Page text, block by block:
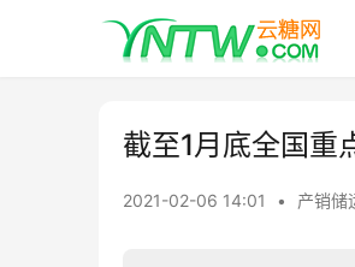
截至1月底全国重
2021-02-06 14:01 • 产销储